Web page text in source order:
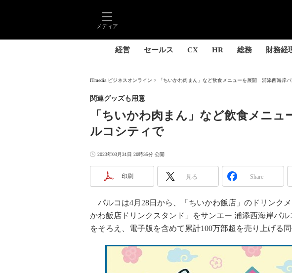
メディア
経営 セールス CX HR 総務 財務経
ITmedia ビジネスオンライン 「ちいかわ肉まん」など飲食メニューを展開 浦添西海岸パ
「ちいかわ肉まん」など飲食メニ
ルコシティで
関連グッズも用意
2023年03月31日 20時35分 公開
印刷 見る Share
パルコは4月28日から、「ちいかわ飯店」のドリンク
かわ飯店ドリンクスタンド」をサンエー 浦添西海岸パ
をそろえ、電子版を含めて累計100万部超を売り上げる